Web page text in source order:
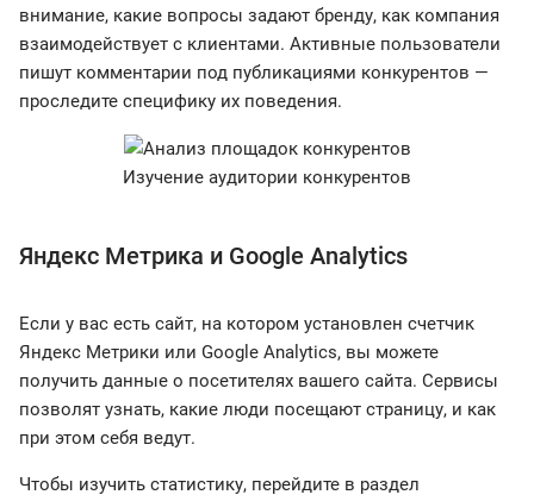
внимание, какие вопросы задают бренду, как компания
взаимодействует с клиентами. Активные пользователи
пишут комментарии под публикациями конкурентов —
проследите специфику их поведения.
Изучение аудитории конкурентов
Яндекс Метрика и Google Analytics
Если у вас есть сайт, на котором установлен счетчик
Яндекс Метрики или Google Analytics, вы можете
получить данные о посетителях вашего сайта. Сервисы
позволят узнать, какие люди посещают страницу, и как
при этом себя ведут.
Чтобы изучить статистику, перейдите в раздел